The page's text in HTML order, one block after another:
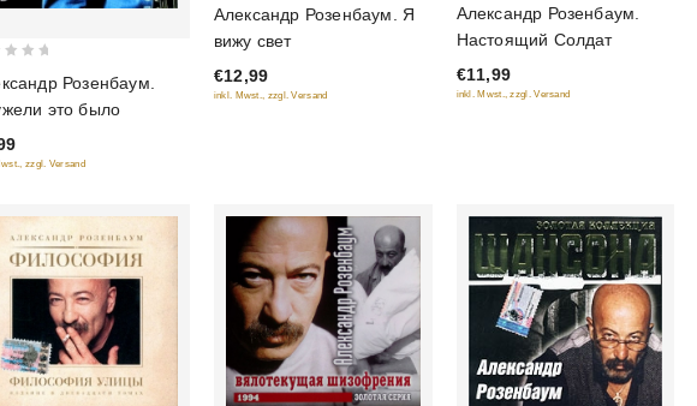
Розенбаум.
это было
zzgl. Versand
of
5
Александр Розенбаум. Я
вижу свет
€12,99
inkl. Mwst., zzgl. Versand
of
5
Александр Розенбаум.
Настоящий Солдат
€11,99
inkl. Mwst., zzgl. Versand